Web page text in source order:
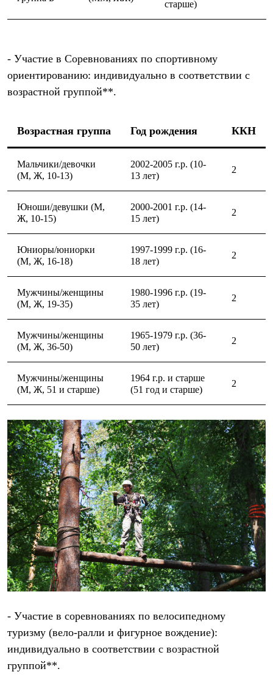
старше)
- Участие в Соревнованиях по спортивному
ориентированию: индивидуально в соответствии с
возрастной группой**.
Возрастная группа Год рождения ККН
Мальчики/девочки
(М, Ж, 10-13)
2002-2005 г.р. (10-
13 лет)
2
Юноши/девушки (М,
Ж, 10-15)
2000-2001 г.р. (14-
15 лет)
2
Юниоры/юниорки
(М, Ж, 16-18)
1997-1999 г.р. (16-
18 лет)
2
Мужчины/женщины
(М, Ж, 19-35)
1980-1996 г.р. (19-
35 лет)
2
Мужчины/женщины
(М, Ж, 36-50)
1965-1979 г.р. (36-
50 лет)
2
Мужчины/женщины
(М, Ж, 51 и старше)
1964 г.р. и старше
(51 год и старше)
2
- Участие в соревнованиях по велосипедному
туризму (вело-ралли и фигурное вождение):
индивидуально в соответствии с возрастной
группой**.